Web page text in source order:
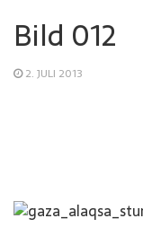
Bild 012
2. JULI 2013